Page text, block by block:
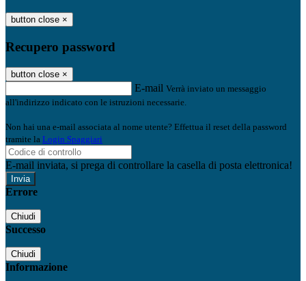
button close ×
Recupero password
button close ×
E-mail Verrà inviato un messaggio
all'indirizzo indicato con le istruzioni necessarie.
Non hai una e-mail associata al nome utente? Effettua il reset della password
tramite la Login Spaggiari
E-mail inviata, si prega di controllare la casella di posta elettronica!
Errore
Chiudi
Successo
Chiudi
Informazione